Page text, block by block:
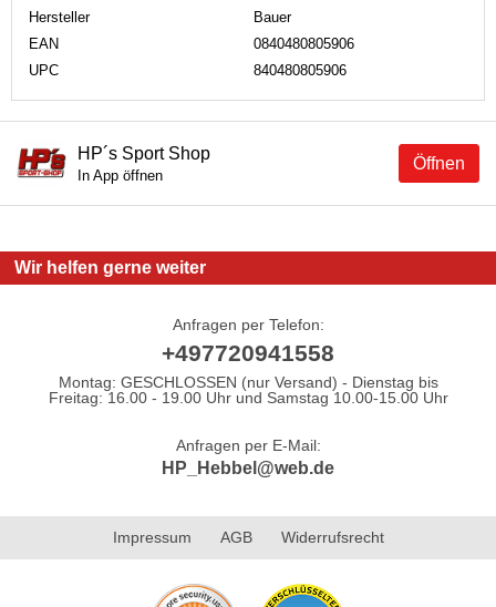
Hersteller
Bauer
EAN
0840480805906
UPC
840480805906
Öffnen
HP´s Sport Shop
In App öffnen
Wir helfen gerne weiter
Anfragen per Telefon:
+497720941558
Montag: GESCHLOSSEN (nur Versand) - Dienstag bis
Freitag: 16.00 - 19.00 Uhr und Samstag 10.00-15.00 Uhr
Anfragen per E-Mail:
HP_Hebbel@web.de
Impressum AGB Widerrufsrecht